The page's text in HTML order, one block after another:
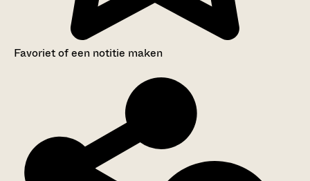
Favoriet of een notitie maken